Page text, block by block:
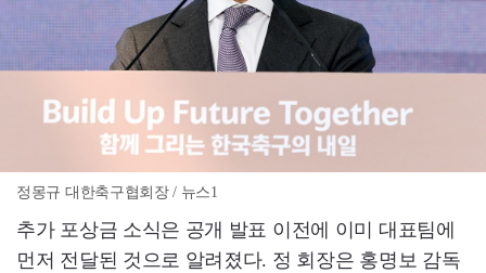
정몽규 대한축구협회장 / 뉴스1
추가 포상금 소식은 공개 발표 이전에 이미 대표팀에
먼저 전달된 것으로 알려졌다. 정 회장은 홍명보 감독